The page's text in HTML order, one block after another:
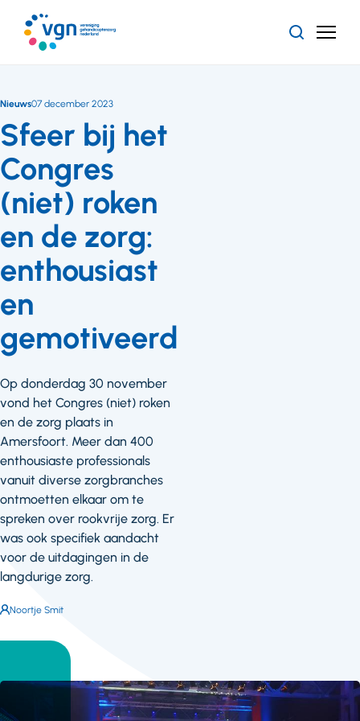
naar
hoofdinhoud
ZoekenMenu
Sfeer bij het
Congres
(niet) roken
en de zorg:
enthousiast
en
gemotiveerd
Nieuws07 december 2023
Op donderdag 30 november
vond het Congres (niet) roken
en de zorg plaats in
Amersfoort. Meer dan 400
enthousiaste professionals
vanuit diverse zorgbranches
ontmoetten elkaar om te
spreken over rookvrije zorg. Er
was ook specifiek aandacht
voor de uitdagingen in de
langdurige zorg.
Auteur:
Noortje Smit